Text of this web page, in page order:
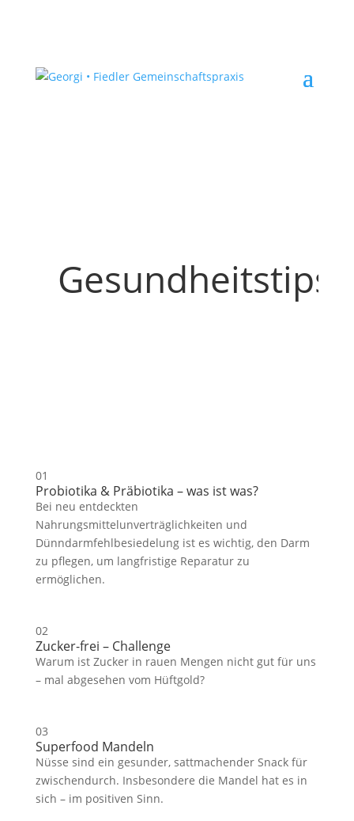
Gesundheitstips
01
Probiotika & Präbiotika – was ist was?
Bei neu entdeckten
Nahrungsmittelunverträglichkeiten und
Dünndarmfehlbesiedelung ist es wichtig, den Darm
zu pflegen, um langfristige Reparatur zu
ermöglichen.
02
Zucker-frei – Challenge
Warum ist Zucker in rauen Mengen nicht gut für uns
– mal abgesehen vom Hüftgold?
03
Superfood Mandeln
Nüsse sind ein gesunder, sattmachender Snack für
zwischendurch. Insbesondere die Mandel hat es in
sich – im positiven Sinn.